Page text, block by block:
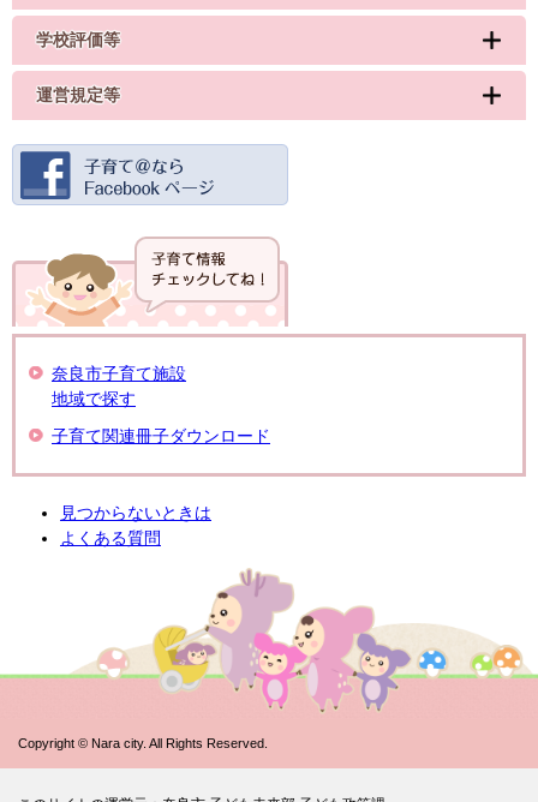
学校評価等
運営規定等
奈良市子育て施設
地域で探す
子育て関連冊子ダウンロード
見つからないときは
よくある質問
Copyright © Nara city. All Rights Reserved.